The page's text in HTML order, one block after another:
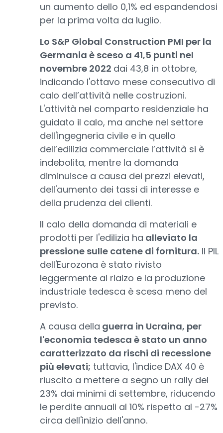
un aumento dello 0,1% ed espandendosi
per la prima volta da luglio.
Lo S&P Global Construction PMI per la
Germania è sceso a 41,5 punti nel
novembre 2022 dai 43,8 in ottobre,
indicando l'ottavo mese consecutivo di
calo dell’attività nelle costruzioni.
L'attività nel comparto residenziale ha
guidato il calo, ma anche nel settore
dell'ingegneria civile e in quello
dell’edilizia commerciale l’attività si è
indebolita, mentre la domanda
diminuisce a causa dei prezzi elevati,
dell'aumento dei tassi di interesse e
della prudenza dei clienti.
Il calo della domanda di materiali e
prodotti per l'edilizia ha alleviato la
pressione sulle catene di fornitura. Il PIL
dell'Eurozona è stato rivisto
leggermente al rialzo e la produzione
industriale tedesca è scesa meno del
previsto.
A causa della guerra in Ucraina, per
l'economia tedesca è stato un anno
caratterizzato da rischi di recessione
più elevati; tuttavia, l'indice DAX 40 è
riuscito a mettere a segno un rally del
23% dai minimi di settembre, riducendo
le perdite annuali al 10% rispetto al -27%
circa dell'inizio dell'anno.